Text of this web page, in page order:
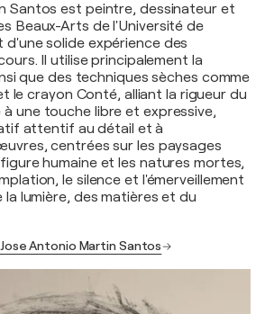
Santos est peintre, dessinateur et
Beaux-Arts de l'Université de
solide expérience des
Il utilise principalement la
que des techniques sèches comme
le crayon Conté, alliant la rigueur du
une touche libre et expressive,
attentif au détail et à
centrées sur les paysages
humaine et les natures mortes,
le silence et l'émerveillement
lumière, des matières et du
Antonio Martin Santos